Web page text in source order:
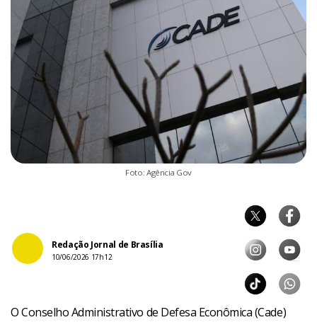
Foto: Agência Gov
Redação Jornal de Brasília
10/06/2026 17h12
O Conselho Administrativo de Defesa Econômica (Cade)